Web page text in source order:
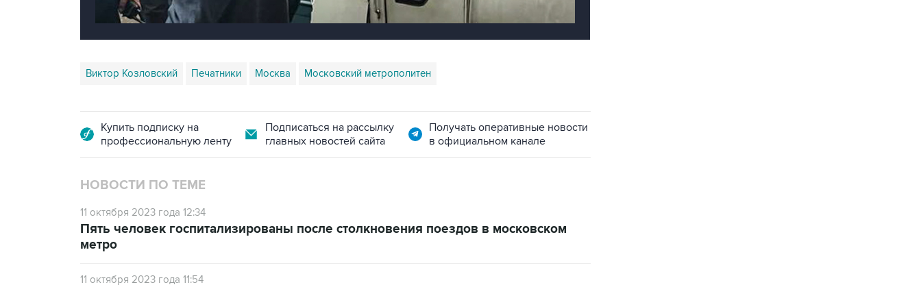
Виктор Козловский Печатники Москва Московский метрополитен
Купить подписку на
профессиональную ленту
Подписаться на рассылку
главных новостей сайта
Получать оперативные новости
в официальном канале
НОВОСТИ ПО ТЕМЕ
11 октября 2023 года 12:34
Пять человек госпитализированы после столкновения поездов в московском
метро
11 октября 2023 года 11:54